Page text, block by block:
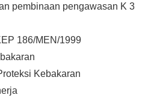
pembinaan pengawasan K 3
186/MEN/1999
Kebakaran